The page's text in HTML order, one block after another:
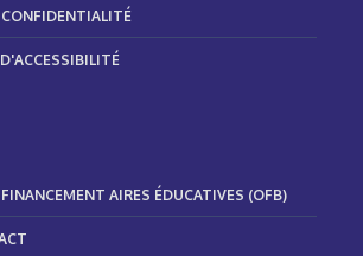
AIRES ÉDUCATIVES (OFB)